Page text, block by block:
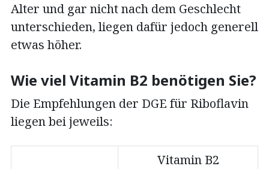
Alter und gar nicht nach dem Geschlecht
unterschieden, liegen dafür jedoch generell
etwas höher.
Wie viel Vitamin B2 benötigen Sie?
Die Empfehlungen der DGE für Riboflavin
liegen bei jeweils:
Vitamin B2